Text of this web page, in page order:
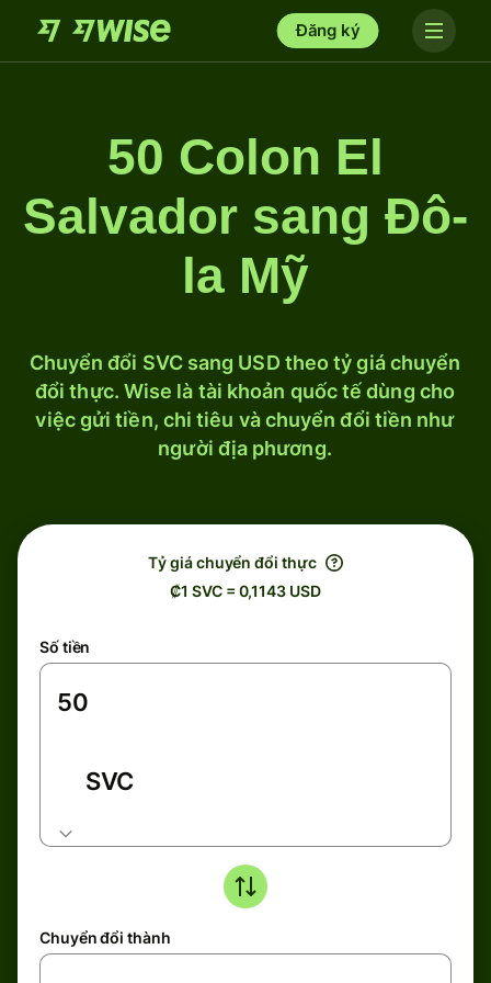
Đăng ký
50 Colon El
Salvador sang Đô-
la Mỹ
Chuyển đổi SVC sang USD theo tỷ giá chuyển
đổi thực. Wise là tài khoản quốc tế dùng cho
việc gửi tiền, chi tiêu và chuyển đổi tiền như
người địa phương.
Tỷ giá chuyển đổi thực
₡1 SVC = 0,1143 USD
Số tiền
SVC
Chuyển đổi thành